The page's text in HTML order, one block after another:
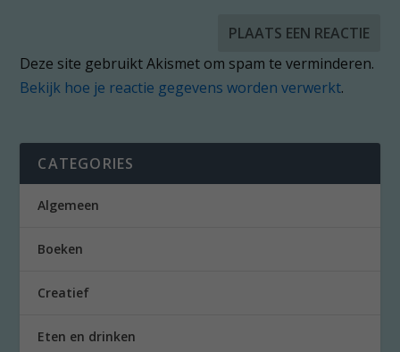
Deze site gebruikt Akismet om spam te verminderen.
Bekijk hoe je reactie gegevens worden verwerkt.
CATEGORIES
Algemeen
Boeken
Creatief
Eten en drinken